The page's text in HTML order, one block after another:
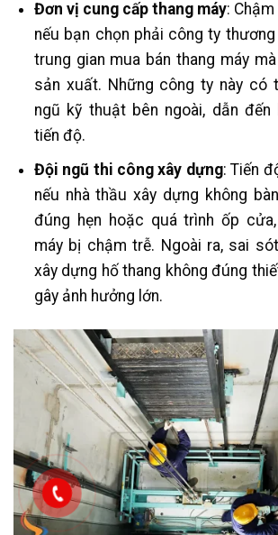
Đơn vị cung cấp thang máy:
nếu bạn chọn phải công ty
trung gian mua bán thang máy
sản xuất. Những công ty này có
ngũ kỹ thuật bên ngoài, dẫn đến
tiến độ.
Đội ngũ thi công xây dựng: Tiến
nếu nhà thầu xây dựng không
đúng hẹn hoặc quá trình ốp
máy bị chậm trễ. Ngoài ra, sai
xây dựng hố thang không đúng
gây ảnh hưởng lớn.